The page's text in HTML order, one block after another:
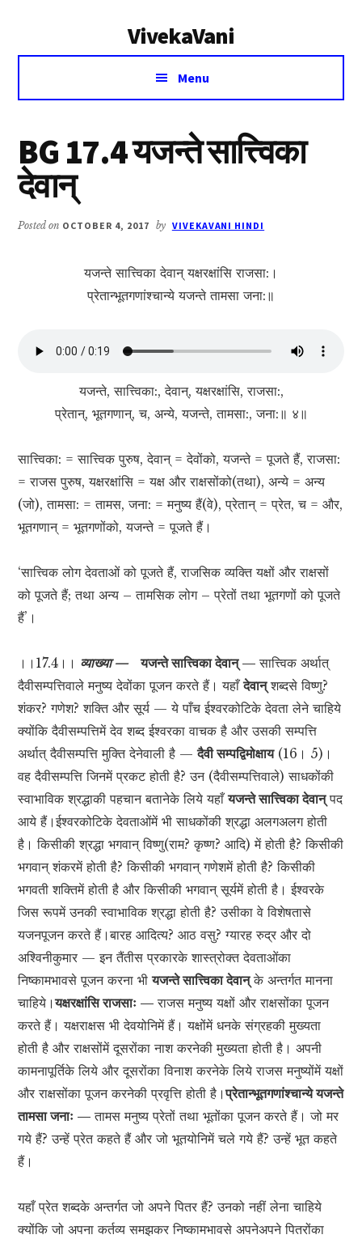
VivekaVani
Voice
Vivekananda
Menu
BG 17.4 यजन्ते सात्त्विका
देवा‍‍न्
Posted on OCTOBER 4, 2017 by VIVEKAVANI HINDI
यजन्ते सात्त्विका देवा‍‍न् यक्षरक्षांसि राजसा:।
प्रेतान्भूतगणांश्चान्ये यजन्ते तामसा जना:॥
यजन्ते, सात्त्विका:, देवान्, यक्षरक्षांसि, राजसा:,
प्रेतान्, भूतगणान्, च, अन्ये, यजन्ते, तामसा:, जना:॥ ४॥
सात्त्विका: = सात्त्विक पुरुष, देवान् = देवोंको, यजन्ते = पूजते हैं, राजसा:
= राजस पुरुष, यक्षरक्षांसि = यक्ष और राक्षसोंको(तथा), अन्ये = अन्य
(जो), तामसा: = तामस, जना: = मनुष्य हैं(वे), प्रेतान् = प्रेत, च = और,
भूतगणान् = भूतगणोंको, यजन्ते = पूजते हैं।
‘सात्त्विक लोग देवताओं को पूजते हैं, राजसिक व्यक्ति यक्षों और राक्षसों
को पूजते हैं; तथा अन्य – तामसिक लोग – प्रेतों तथा भूतगणों को पूजते
हैं’।
।।17.4।। व्याख्या — यजन्ते सात्त्विका देवान् —सात्त्विक अर्थात्
दैवीसम्पत्तिवाले मनुष्य देवोंका पूजन करते हैं। यहाँदेवान्शब्दसे विष्णु?
शंकर? गणेश? शक्ति और सूर्य — ये पाँच ईश्वरकोटिके देवता लेने चाहिये
क्योंकि दैवीसम्पत्तिमें देव शब्द ईश्वरका वाचक है और उसकी सम्पत्ति
अर्थात् दैवीसम्पत्ति मुक्ति देनेवाली है —दैवी सम्पद्विमोक्षाय(16। 5)।
वह दैवीसम्पत्ति जिनमें प्रकट होती है? उन (दैवीसम्पत्तिवाले) साधकोंकी
स्वाभाविक श्रद्धाकी पहचान बतानेके लिये यहाँयजन्ते सात्त्विका देवान्पद
आये हैं।ईश्वरकोटिके देवताओंमें भी साधकोंकी श्रद्धा अलगअलग होती
है। किसीकी श्रद्धा भगवान् विष्णु(राम? कृष्ण? आदि) में होती है? किसीकी
भगवान् शंकरमें होती है? किसीकी भगवान् गणेशमें होती है? किसीकी
भगवती शक्तिमें होती है और किसीकी भगवान् सूर्यमें होती है। ईश्वरके
जिस रूपमें उनकी स्वाभाविक श्रद्धा होती है? उसीका वे विशेषतासे
यजनपूजन करते हैं।बारह आदित्य? आठ वसु? ग्यारह रुद्र और दो
अश्विनीकुमार — इन तैंतीस प्रकारके शास्त्रोक्त देवताओंका
निष्कामभावसे पूजन करना भीयजन्ते सात्त्विका देवान्के अन्तर्गत मानना
चाहिये।यक्षरक्षांसि राजसाः —राजस मनुष्य यक्षों और राक्षसोंका पूजन
करते हैं। यक्षराक्षस भी देवयोनिमें हैं। यक्षोंमें धनके संग्रहकी मुख्यता
होती है और राक्षसोंमें दूसरोंका नाश करनेकी मुख्यता होती है। अपनी
कामनापूर्तिके लिये और दूसरोंका विनाश करनेके लिये राजस मनुष्योंमें यक्षों
और राक्षसोंका पूजन करनेकी प्रवृत्ति होती है।प्रेतान्भूतगणांश्चान्ये यजन्ते
तामसा जनाः —तामस मनुष्य प्रेतों तथा भूतोंका पूजन करते हैं। जो मर
गये हैं? उन्हें प्रेत कहते हैं और जो भूतयोनिमें चले गये हैं? उन्हें भूत कहते
हैं।
यहाँ प्रेत शब्दके अन्तर्गत जो अपने पितर हैं? उनको नहीं लेना चाहिये
क्योंकि जो अपना कर्तव्य समझकर निष्कामभावसे अपनेअपने पितरोंका